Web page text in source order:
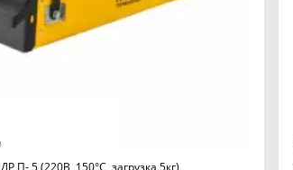
П- 5 (220В, 150°C, загрузка 5кг)